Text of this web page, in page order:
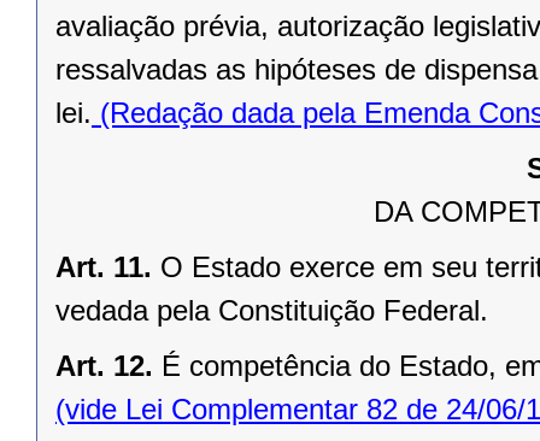
avaliação prévia, autorização
ressalvadas as hipóteses de
lei. (Redação dada pela Emenda
DA
Art. 11. O Estado exerce em seu
vedada pela Constituição Federal.
Art. 12. É competência do Estado,
(vide Lei Complementar 82 de 24/06/